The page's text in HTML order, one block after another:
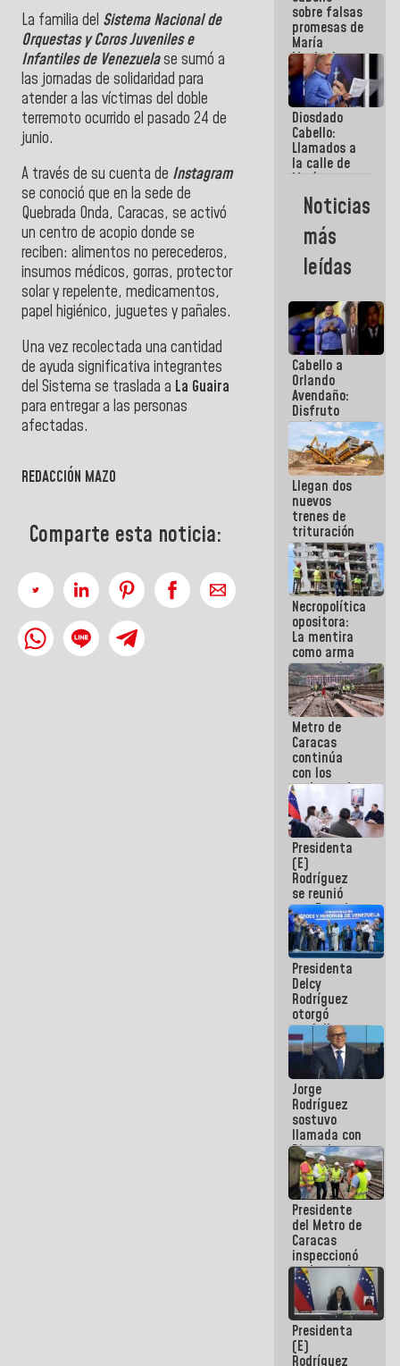
La familia del Sistema Nacional de
Orquestas y Coros Juveniles e
Infantiles de Venezuelase sumó a
las jornadas de solidaridad para
atender a las víctimas del doble
terremoto ocurrido el pasado 24 de
junio.
A través de su cuenta de Instagram
se conoció que en la sede de
Quebrada Onda, Caracas, se activó
un centro de acopio donde se
reciben: alimentos no perecederos,
insumos médicos, gorras, protector
solar y repelente, medicamentos,
papel higiénico, juguetes y pañales.
Una vez recolectada una cantidad
de ayuda significativa integrantes
del Sistema se traslada a La Guaira
para entregar a las personas
afectadas.
REDACCIÓN MAZO
Comparte esta noticia:
Venezuela
sobre falsas
promesas de
María
Machado:
¿Quién le
puede creer?
¿Y la gente
que ella iba
a salvar en
La Guaira?
Diosdado
Cabello:
Llamados a
la calle de
María
Machado se
estrellaron
de frente
contra el
Pueblo
Noticias
más
leídas
Cabello a
Orlando
Avendaño:
Disfruto
cada vez
que escribes
porque lo
que haces
es
embarrarla
Llegan dos
nuevos
trenes de
trituración
para
optimizar
manejo de
escombros
en La Guaira
Necropolítica
opositora:
La mentira
como arma
contra el
Pueblo
Metro de
Caracas
continúa
con los
trabajos de
mantenimiento
e inspección
en la Línea 2
Presidenta
(E)
Rodríguez
se reunió
con Estado
Mayor
Eléctrico
para
abordar
planes de
acción
Presidenta
Delcy
Rodríguez
otorgó
medalla
"Héroe de
Venezuela"
a servidores
públicos
Jorge
Rodríguez
sostuvo
llamada con
Dinorah
Figuera y
acuerdan
primer
encuentro
presencial
para el
diálogo
Presidente
del Metro de
Caracas
inspeccionó
trabajos de
rehabilitación
y
modernización
de la vía
férrea
Presidenta
(E)
Rodríguez